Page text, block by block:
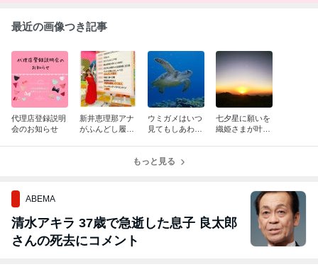
最近の画像つき記事
代理店登録説明
会のお知らせ
新井恵理那アナ
がふんどし履い
ウミガメはいつ
見てもしあわせ
七夕星に願いを
織姫さまが叶え
もっと見る
ABEMA
清水アキラ 37歳で急逝した息子 良太郎
さんの死去にコメント